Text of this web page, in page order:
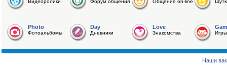
Видеоролики Форум общения Общение on-line
Photo
Фотоальбомы
Day
Дневники
Love
Знакомства Игры
Наши